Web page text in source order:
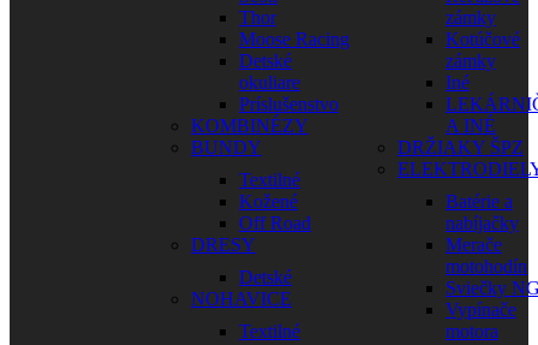
Thor
Moose Racing
Detské
okuliare
Príslušenstvo
KOMBINÉZY
BUNDY
Textilné
Kožené
Off Road
DRESY
Detské
NOHAVICE
Textilné
zámky
Kotúčové
zámky
Iné
A INÉ
DRŽIAKY ŠPZ
Batérie a
nabíjačky
Merače
motohodín
Sviečky
Vypínače
motora